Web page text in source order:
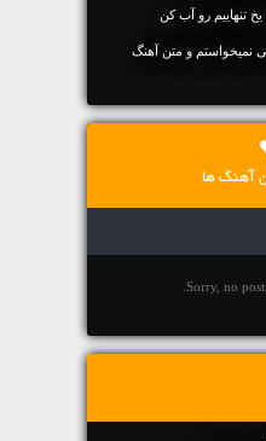
تنهاییم رو آب کن
نمیخواستم و متن آهنگ
آهنگ ها
Sorry, no